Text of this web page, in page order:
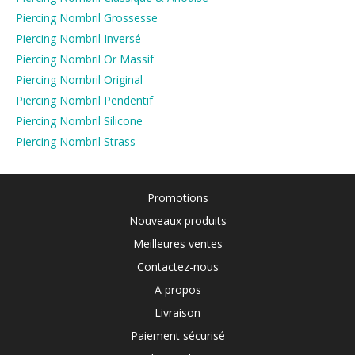
Piercing Nombril Grossesse
Piercing Nombril Inversé
Piercing Nombril Or Massif
Piercing Nombril Original
Piercing Nombril Pendentif
Piercing Nombril Silicone
Piercing Nombril Strass
Promotions
Nouveaux produits
Meilleures ventes
Contactez-nous
A propos
Livraison
Paiement sécurisé